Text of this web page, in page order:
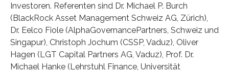
Investoren. Referenten sind Dr. Michael P. Burch
(BlackRock Asset Management Schweiz AG, Zürich),
Dr. Eelco Fiole (AlphaGovernancePartners, Schweiz und
Singapur), Christoph Jochum (CSSP, Vaduz), Oliver
Hagen (LGT Capital Partners AG, Vaduz), Prof. Dr.
Michael Hanke (Lehrstuhl Finance, Universität